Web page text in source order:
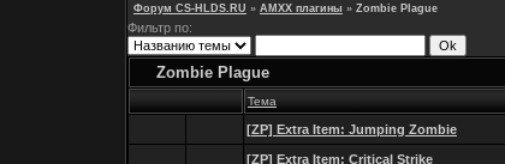
Форум CS-HLDS.RU » AMXX плагины » Zombie Plague
Фильтр по:
Zombie Plague
Тема
[ZP] Extra Item: Jumping Zombie
[ZP] Extra Item: Critical Strike